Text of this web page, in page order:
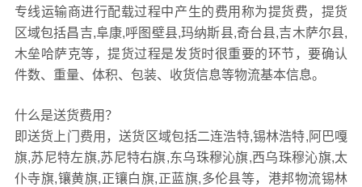
专线运输商进行配载过程中产生的费用称为提货费，提货
区域包括昌吉,阜康,呼图壁县,玛纳斯县,奇台县,吉木萨尔县,
木垒哈萨克等，提货过程是发货时很重要的环节，要确认
件数、重量、体积、包装、收货信息等物流基本信息。
什么是送货费用？
即送货上门费用，送货区域包括二连浩特,锡林浩特,阿巴嘎
旗,苏尼特左旗,苏尼特右旗,东乌珠穆沁旗,西乌珠穆沁旗,太
仆寺旗,镶黄旗,正镶白旗,正蓝旗,多伦县等，港邦物流锡林